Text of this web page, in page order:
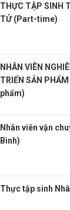
THỰC TẬP SINH
TỬ (Part-time)
NHÂN VIÊN
TRIỂN SẢN
phẩm)
Nhân viên vận
Bình)
Thực tập sinh